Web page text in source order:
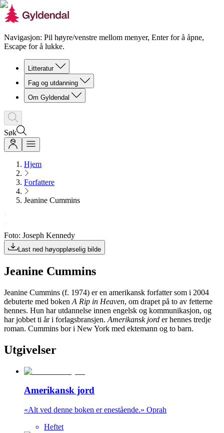
Navigasjon: Pil høyre/venstre mellom menyer, Enter for å åpne,
Escape for å lukke.
Litteratur
Fag og utdanning
Om Gyldendal
Søk
Hjem
Forfattere
Jeanine Cummins
Foto: Joseph Kennedy
Last ned høyoppløselig bilde
Jeanine Cummins
Jeanine Cummins (f. 1974) er en amerikansk forfatter som i 2004
debuterte med boken A Rip in Heaven, om drapet på to av fetterne
hennes. Hun har utdannelse innen engelsk og kommunikasjon, og
har jobbet ti år i forlagsbransjen. Amerikansk jord er hennes tredje
roman. Cummins bor i New York med ektemann og to barn.
Utgivelser
Amerikansk jord
«Alt ved denne boken er enestående.» Oprah
Heftet